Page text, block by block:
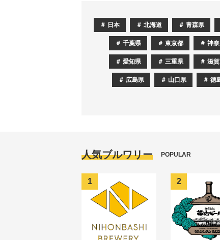
日本 北海道 青森県
千葉県 東京都 神
愛知県 三重県 滋
広島県 山口県 徳
人気ブルワリー POPULAR